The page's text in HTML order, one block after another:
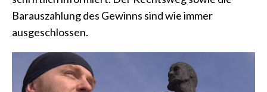
Barauszahlung des Gewinns sind wie immer
ausgeschlossen.